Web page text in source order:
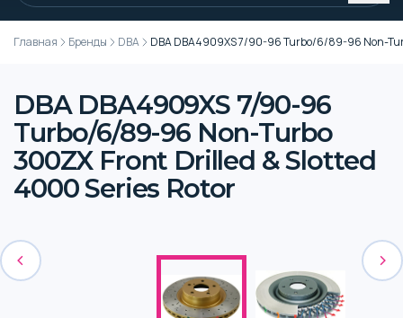
Главная Бренды DBA DBA DBA4909XS 7/90-96 Turbo/6/89-96 Non-
DBA DBA4909XS 7/90-96
Turbo/6/89-96 Non-Turbo
300ZX Front Drilled & Slotted
4000 Series Rotor